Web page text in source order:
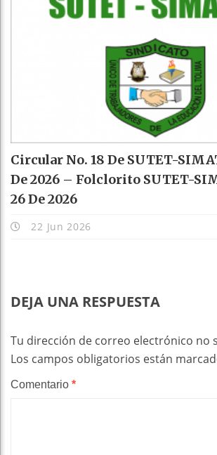
Circular No. 18 De SUTET-
De 2026 – Folclorito SUTET-
26 De 2026
22 Jun 2026
DEJA UNA RESPUESTA
Tu dirección de correo electrónico no
Los campos obligatorios están
Comentario *